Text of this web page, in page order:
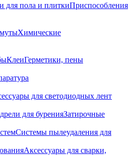
для пола и плиткиПриспособления
Химические
КлеиГерметики, пены
для светодиодных лент
для буренияЗатирочные
Системы пылеудаления для
Аксессуары для сварки,